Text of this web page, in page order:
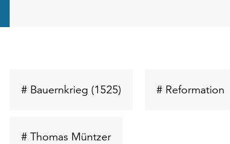
# Bauernkrieg (1525) Schlüsselwort# Reformation
# Thomas MüntzerSchlüsselwort